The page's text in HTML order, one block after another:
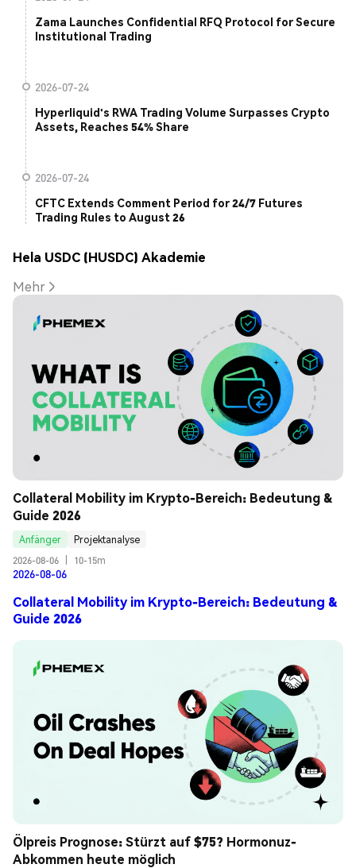
Zama Launches Confidential RFQ Protocol for Secure
Institutional Trading
2026-07-24
Hyperliquid's RWA Trading Volume Surpasses Crypto
Assets, Reaches 54% Share
2026-07-24
CFTC Extends Comment Period for 24/7 Futures
Trading Rules to August 26
Hela USDC (HUSDC) Akademie
Mehr
Collateral Mobility im Krypto-Bereich: Bedeutung &
Guide 2026
Anfänger
Projektanalyse
2026-08-06
10-15m
2026-08-06
Collateral Mobility im Krypto-Bereich: Bedeutung &
Guide 2026
Ölpreis Prognose: Stürzt auf $75? Hormonuz-
Abkommen heute möglich